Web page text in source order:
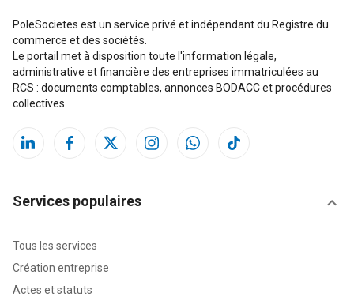
PoleSocietes est un service privé et indépendant du Registre du
commerce et des sociétés.
Le portail met à disposition toute l'information légale,
administrative et financière des entreprises immatriculées au
RCS : documents comptables, annonces BODACC et procédures
collectives.
Services populaires
Tous les services
Création entreprise
Actes et statuts